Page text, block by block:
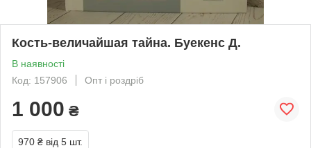
Кость-величайшая тайна. Буекенс Д.
В наявності
Код: 157906
Опт і роздріб
1 000 ₴
970 ₴ від 5 шт.